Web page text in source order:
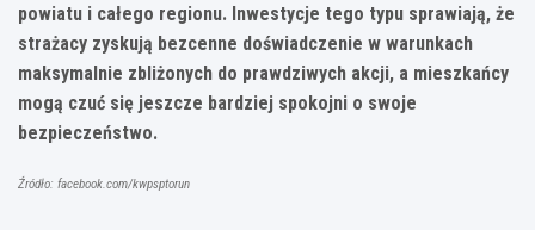
powiatu i całego regionu. Inwestycje tego typu sprawiają, że
strażacy zyskują bezcenne doświadczenie w warunkach
maksymalnie zbliżonych do prawdziwych akcji, a mieszkańcy
mogą czuć się jeszcze bardziej spokojni o swoje
bezpieczeństwo.
Źródło: facebook.com/kwpsptorun